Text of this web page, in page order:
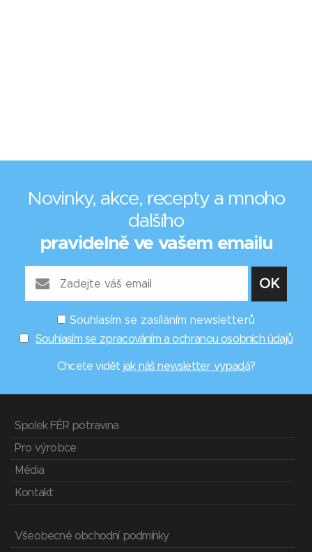
Novinky, akce, recepty a mnoho
dalšího
pravidelně ve vašem emailu
Souhlasím se zasíláním newsletterů
Souhlasím se zpracováním a ochranou osobních údajů
Chcete vidět jak náš newsletter vypadá?
Spolek FÉR potravina
Pro výrobce
Média
Kontakt
Všeobecné obchodní podmínky